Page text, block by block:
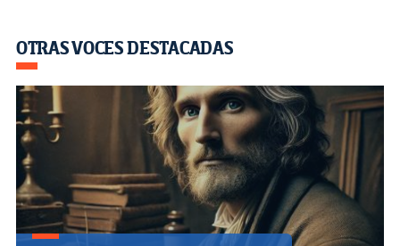
OTRAS VOCES DESTACADAS